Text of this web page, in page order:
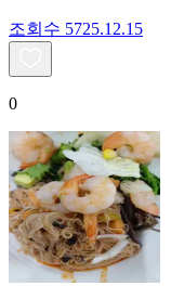
조회수 5725.12.15
0